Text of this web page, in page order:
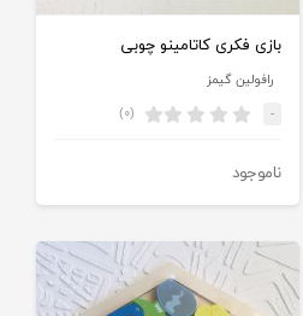
بازی فکری کاتامینو چوبی
رافولین گیمز
- (۰)
ناموجود